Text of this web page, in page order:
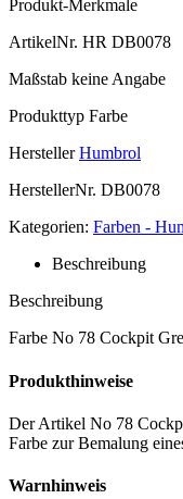
Produkt-Merkmale
ArtikelNr. HR DB0078
Maßstab keine Angabe
Produkttyp Farbe
Hersteller Humbrol
HerstellerNr. DB0078
Kategorien: Farben -
Beschreibung
Beschreibung
Farbe No 78 Cockpit
Produkthinweise
Der Artikel No 78
Farbe zur Bemalung
Warnhinweis